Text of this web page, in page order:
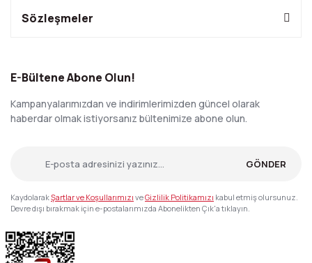
Sözleşmeler
E-Bültene Abone Olun!
Kampanyalarımızdan ve indirimlerimizden güncel olarak
haberdar olmak istiyorsanız bültenimize abone olun.
GÖNDER
KaydolarakŞartlar ve Koşullarımızı veGizlilik Politikamızı kabul etmiş olursunuz.
Devre dışı bırakmak için e-postalarımızda Abonelikten Çık'a tıklayın.